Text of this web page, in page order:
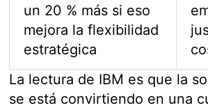
un 20 % más si eso
mejora la flexibilidad
estratégica
La lectura de IBM es que la
se está convirtiendo en una